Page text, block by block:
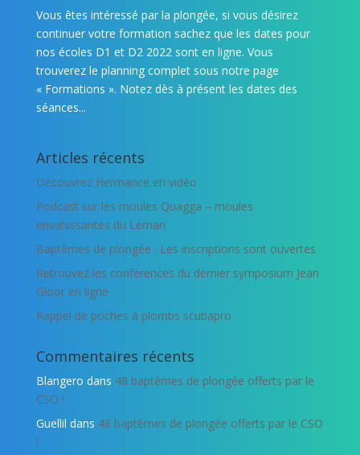
Vous êtes intéressé par la plongée, si vous désirez
continuer votre formation sachez que les dates pour
nos écoles D1 et D2 2022 sont en ligne. Vous
trouverez le planning complet sous notre page
« Formations ». Notez dès à présent les dates des
séances...
Articles récents
Découvrez Hermance en vidéo
Podcast sur les moules Quagga – moules
envahissantes du Léman
Baptêmes de plongée : Les inscriptions sont ouvertes
Retrouvez les conférences du dernier symposium Jean
Gloor en ligne
Rappel de poches à plombs scubapro
Commentaires récents
Blangero dans 48 baptêmes de plongée offerts par le
CSO !
Guellil dans 48 baptêmes de plongée offerts par le CSO
!